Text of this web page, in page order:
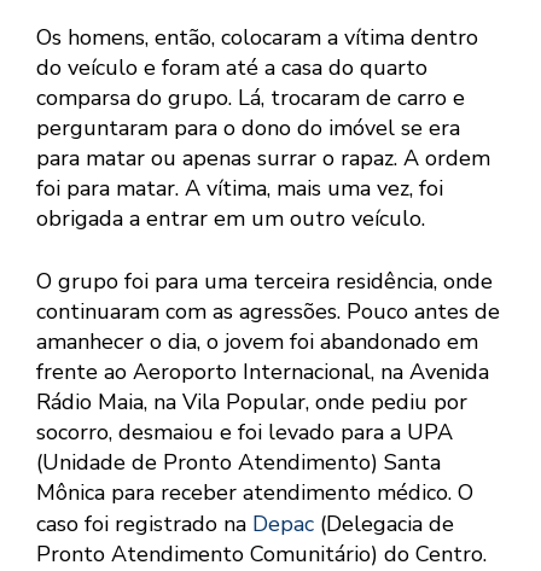
Os homens, então, colocaram a vítima dentro
do veículo e foram até a casa do quarto
comparsa do grupo. Lá, trocaram de carro e
perguntaram para o dono do imóvel se era
para matar ou apenas surrar o rapaz. A ordem
foi para matar. A vítima, mais uma vez, foi
obrigada a entrar em um outro veículo.
O grupo foi para uma terceira residência, onde
continuaram com as agressões. Pouco antes de
amanhecer o dia, o jovem foi abandonado em
frente ao Aeroporto Internacional, na Avenida
Rádio Maia, na Vila Popular, onde pediu por
socorro, desmaiou e foi levado para a UPA
(Unidade de Pronto Atendimento) Santa
Mônica para receber atendimento médico. O
caso foi registrado na Depac (Delegacia de
Pronto Atendimento Comunitário) do Centro.